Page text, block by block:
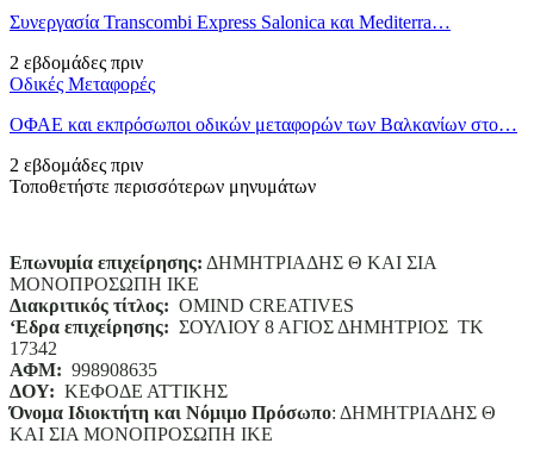
Συνεργασία Transcombi Express Salonica και Mediterra…
2 εβδομάδες πριν
Οδικές Μεταφορές
ΟΦΑΕ και εκπρόσωποι οδικών μεταφορών των Βαλκανίων στο…
2 εβδομάδες πριν
Τοποθετήστε περισσότερων μηνυμάτων
Επωνυμία επιχείρησης: ΔΗΜΗΤΡΙΑΔΗΣ Θ ΚΑΙ ΣΙΑ
ΜΟΝΟΠΡΟΣΩΠΗ ΙΚΕ
Διακριτικός τίτλος: ΟΜΙΝD CREATIVES
‘Eδρα επιχείρησης: ΣΟΥΛΙΟΥ 8 ΑΓΙΟΣ ΔΗΜΗΤΡΙΟΣ ΤΚ
17342
ΑΦΜ: 998908635
ΔΟΥ: ΚΕΦΟΔΕ ΑΤΤΙΚΗΣ
Όνομα Ιδιοκτήτη και Νόμιμο Πρόσωπο: ΔΗΜΗΤΡΙΑΔΗΣ Θ
ΚΑΙ ΣΙΑ ΜΟΝΟΠΡΟΣΩΠΗ ΙΚΕ